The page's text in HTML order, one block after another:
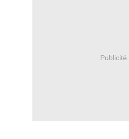
Publicité